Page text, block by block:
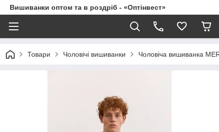
Вишиванки оптом та в роздріб - «Оптінвест»
Товари Чоловічі вишиванки Чоловіча вишиванка